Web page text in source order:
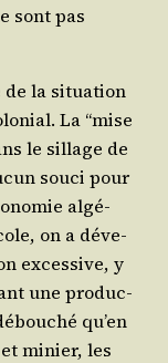
sont pas
de la situa­tion
La “mise
le sillage de
sou­ci pour
algé­
on a déve­
exces­sive, y
une pro­duc­
qu’en
minier, les